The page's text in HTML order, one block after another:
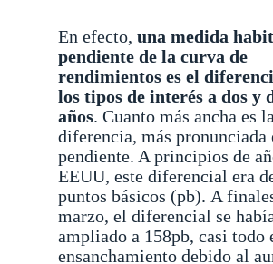
En efecto, una medida
pendiente de la curva de
rendimientos es el
los tipos de interés a dos y
años. Cuanto más ancha es la
diferencia, más pronunciada
pendiente. A principios de
EEUU, este diferencial era
puntos básicos (pb). A
marzo, el diferencial se
ampliado a 158pb, casi todo
ensanchamiento debido al